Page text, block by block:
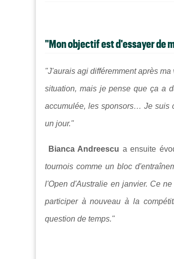
"Mon objectif est d'essayer de
"J'aurais agi différemment après
situation, mais je pense que ça a
accumulée, les sponsors… Je suis
un jour."
Bianca Andreescu a ensuite
tournois comme un bloc
l'Open d'Australie en janvier. Ce
participer à nouveau à la
question de temps."